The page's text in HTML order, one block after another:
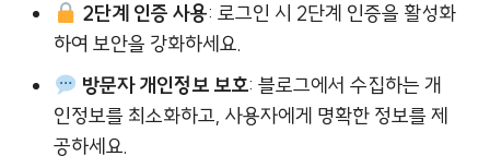
2단계 인증 사용: 로그인 시 2단계 인증을 활성화
하여 보안을 강화하세요.
방문자 개인정보 보호: 블로그에서 수집하는 개
인정보를 최소화하고, 사용자에게 명확한 정보를 제
공하세요.